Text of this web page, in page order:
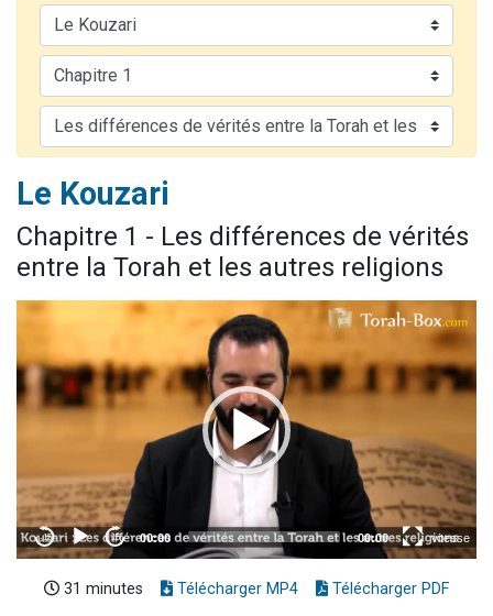
3 personnes viennent de nous rejoindre sur WhatsApp
2 nouvelles musiques dans Torah-Box Music
8 personnes viennent de faire un don pour Tsédaka : pauvres d'Israel
4 personnes viennent de nous rejoindre sur WhatsApp
Le Kouzari
Chapitre 1 - Les différences de vérités
entre la Torah et les autres religions
31 minutes Télécharger MP4 Télécharger PDF